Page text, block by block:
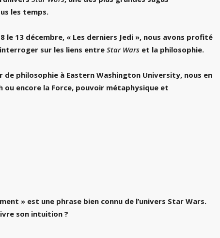
les temps.
le 13 décembre, « Les derniers Jedi », nous avons profité
sur les liens entre Star Wars et la philosophie.
de philosophie à Eastern Washington University, nous en
ou encore la Force, pouvoir métaphysique et
» est une phrase bien connu de l’univers Star Wars.
son intuition ?